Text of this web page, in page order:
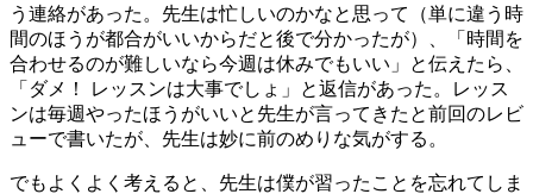
う連絡があった。先生は忙しいのかなと思って（単に違う時
間のほうが都合がいいからだと後で分かったが）、「時間を
合わせるのが難しいなら今週は休みでもいい」と伝えたら、
「ダメ！ レッスンは大事でしょ」と返信があった。レッス
ンは毎週やったほうがいいと先生が言ってきたと前回のレビ
ューで書いたが、先生は妙に前のめりな気がする。
でもよくよく考えると、先生は僕が習ったことを忘れてしま